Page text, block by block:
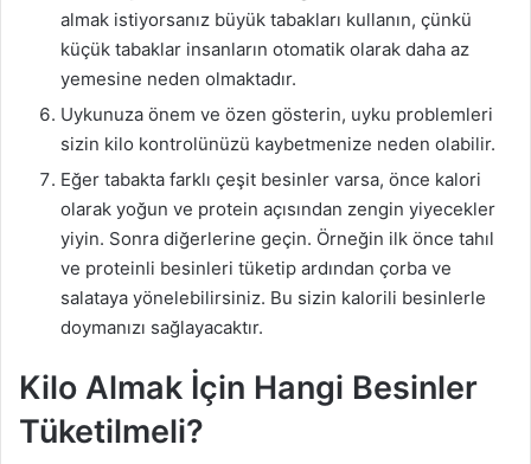
almak istiyorsanız büyük tabakları kullanın, çünkü
küçük tabaklar insanların otomatik olarak daha az
yemesine neden olmaktadır.
Uykunuza önem ve özen gösterin, uyku problemleri
sizin kilo kontrolünüzü kaybetmenize neden olabilir.
Eğer tabakta farklı çeşit besinler varsa, önce kalori
olarak yoğun ve protein açısından zengin yiyecekler
yiyin. Sonra diğerlerine geçin. Örneğin ilk önce tahıl
ve proteinli besinleri tüketip ardından çorba ve
salataya yönelebilirsiniz. Bu sizin kalorili besinlerle
doymanızı sağlayacaktır.
Kilo Almak İçin Hangi Besinler
Tüketilmeli?